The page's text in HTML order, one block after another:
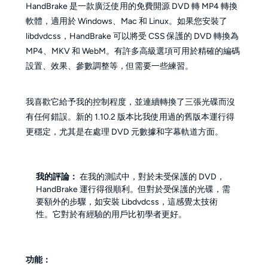
HandBrake 是一款廣泛使用的免費開源 DVD 轉 MP4 轉換
軟體，適用於 Windows、Mac 和 Linux。如果您安裝了
libdvdcss，HandBrake 可以將受 CSS 保護的 DVD 轉換為
MP4、MKV 和 WebM。有許多高級選項可用於精確的編碼
設置、效果、參數調整等，但需要一些練習。
我喜歡它給予我的控制程度，並連續轉換了三張光碟而沒
有任何錯誤。新的 1.10.2 版本比我使用過的舊版本運行得
更穩定，尤其是在處理 DVD 元數據和字幕軌道方面。
我的評論： 在我的測試中，對於未受保護的 DVD，
HandBrake 運行得很順利。但對於受保護的光碟，需
要額外的步驟，如安裝 Libdvdcss，這感覺太技術
性。它對於有經驗的用戶比初學者更好。
功能：